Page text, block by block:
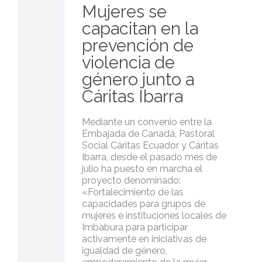
Mujeres se
capacitan en la
prevención de
violencia de
género junto a
Cáritas Ibarra
Mediante un convenio entre la
Embajada de Canadá, Pastoral
Social Cáritas Ecuador y Cáritas
Ibarra, desde el pasado mes de
julio ha puesto en marcha el
proyecto denominado:
«Fortalecimiento de las
capacidades para grupos de
mujeres e instituciones locales de
Imbabura para participar
activamente en iniciativas de
igualdad de género,